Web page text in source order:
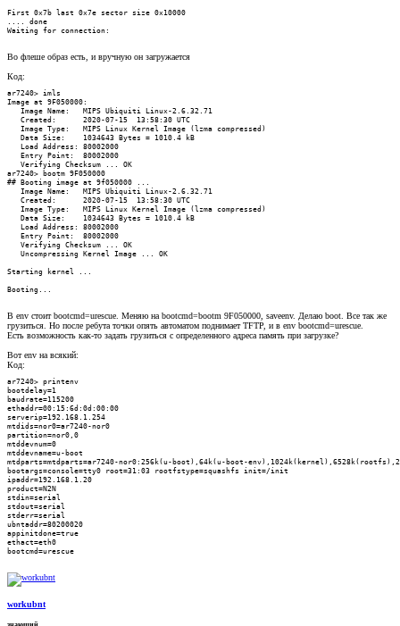
First 0x7b last 0x7e sector size 0x10000
.... done
Waiting for connection:
Во флеше образ есть, и вручную он загружается
Код:
ar7240> imls
Image at 9F050000:
   Image Name:   MIPS Ubiquiti Linux-2.6.32.71
   Created:      2020-07-15  13:58:30 UTC
   Image Type:   MIPS Linux Kernel Image (lzma compressed)
   Data Size:    1034643 Bytes = 1010.4 kB
   Load Address: 80002000
   Entry Point:  80002000
   Verifying Checksum ... OK
ar7240> bootm 9F050000
## Booting image at 9f050000 ...
   Image Name:   MIPS Ubiquiti Linux-2.6.32.71
   Created:      2020-07-15  13:58:30 UTC
   Image Type:   MIPS Linux Kernel Image (lzma compressed)
   Data Size:    1034643 Bytes = 1010.4 kB
   Load Address: 80002000
   Entry Point:  80002000
   Verifying Checksum ... OK
   Uncompressing Kernel Image ... OK
Starting kernel ...
Booting...
В env стоит bootcmd=urescue. Меняю на bootcmd=bootm 9F050000, saveenv. Делаю boot. Все так же
грузиться. Но после ребута точки опять автоматом поднимает TFTP, и в env bootcmd=urescue.
Есть возможность как-то задать грузиться с определенного адреса память при загрузке?
Вот env на всякий:
Код:
ar7240> printenv
bootdelay=1
baudrate=115200
ethaddr=00:15:6d:0d:00:00
serverip=192.168.1.254
mtdids=nor0=ar7240-nor0
partition=nor0,0
mtddevnum=0
mtddevname=u-boot
mtdparts=mtdparts=ar7240-nor0:256k(u-boot),64k(u-boot-
bootargs=console=tty0 root=31:03 rootfstype=squashfs init=/init
ipaddr=192.168.1.20
product=N2N
stdin=serial
stdout=serial
stderr=serial
ubntaddr=80200020
appinitdone=true
ethact=eth0
bootcmd=urescue
workubnt